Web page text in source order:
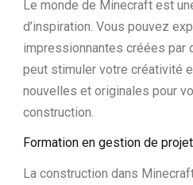
Le monde de Minecraft est
d’inspiration. Vous pouvez
impressionnantes créées par
peut stimuler votre créativité
nouvelles et originales pour
construction.
Formation en gestion de projet
La construction dans